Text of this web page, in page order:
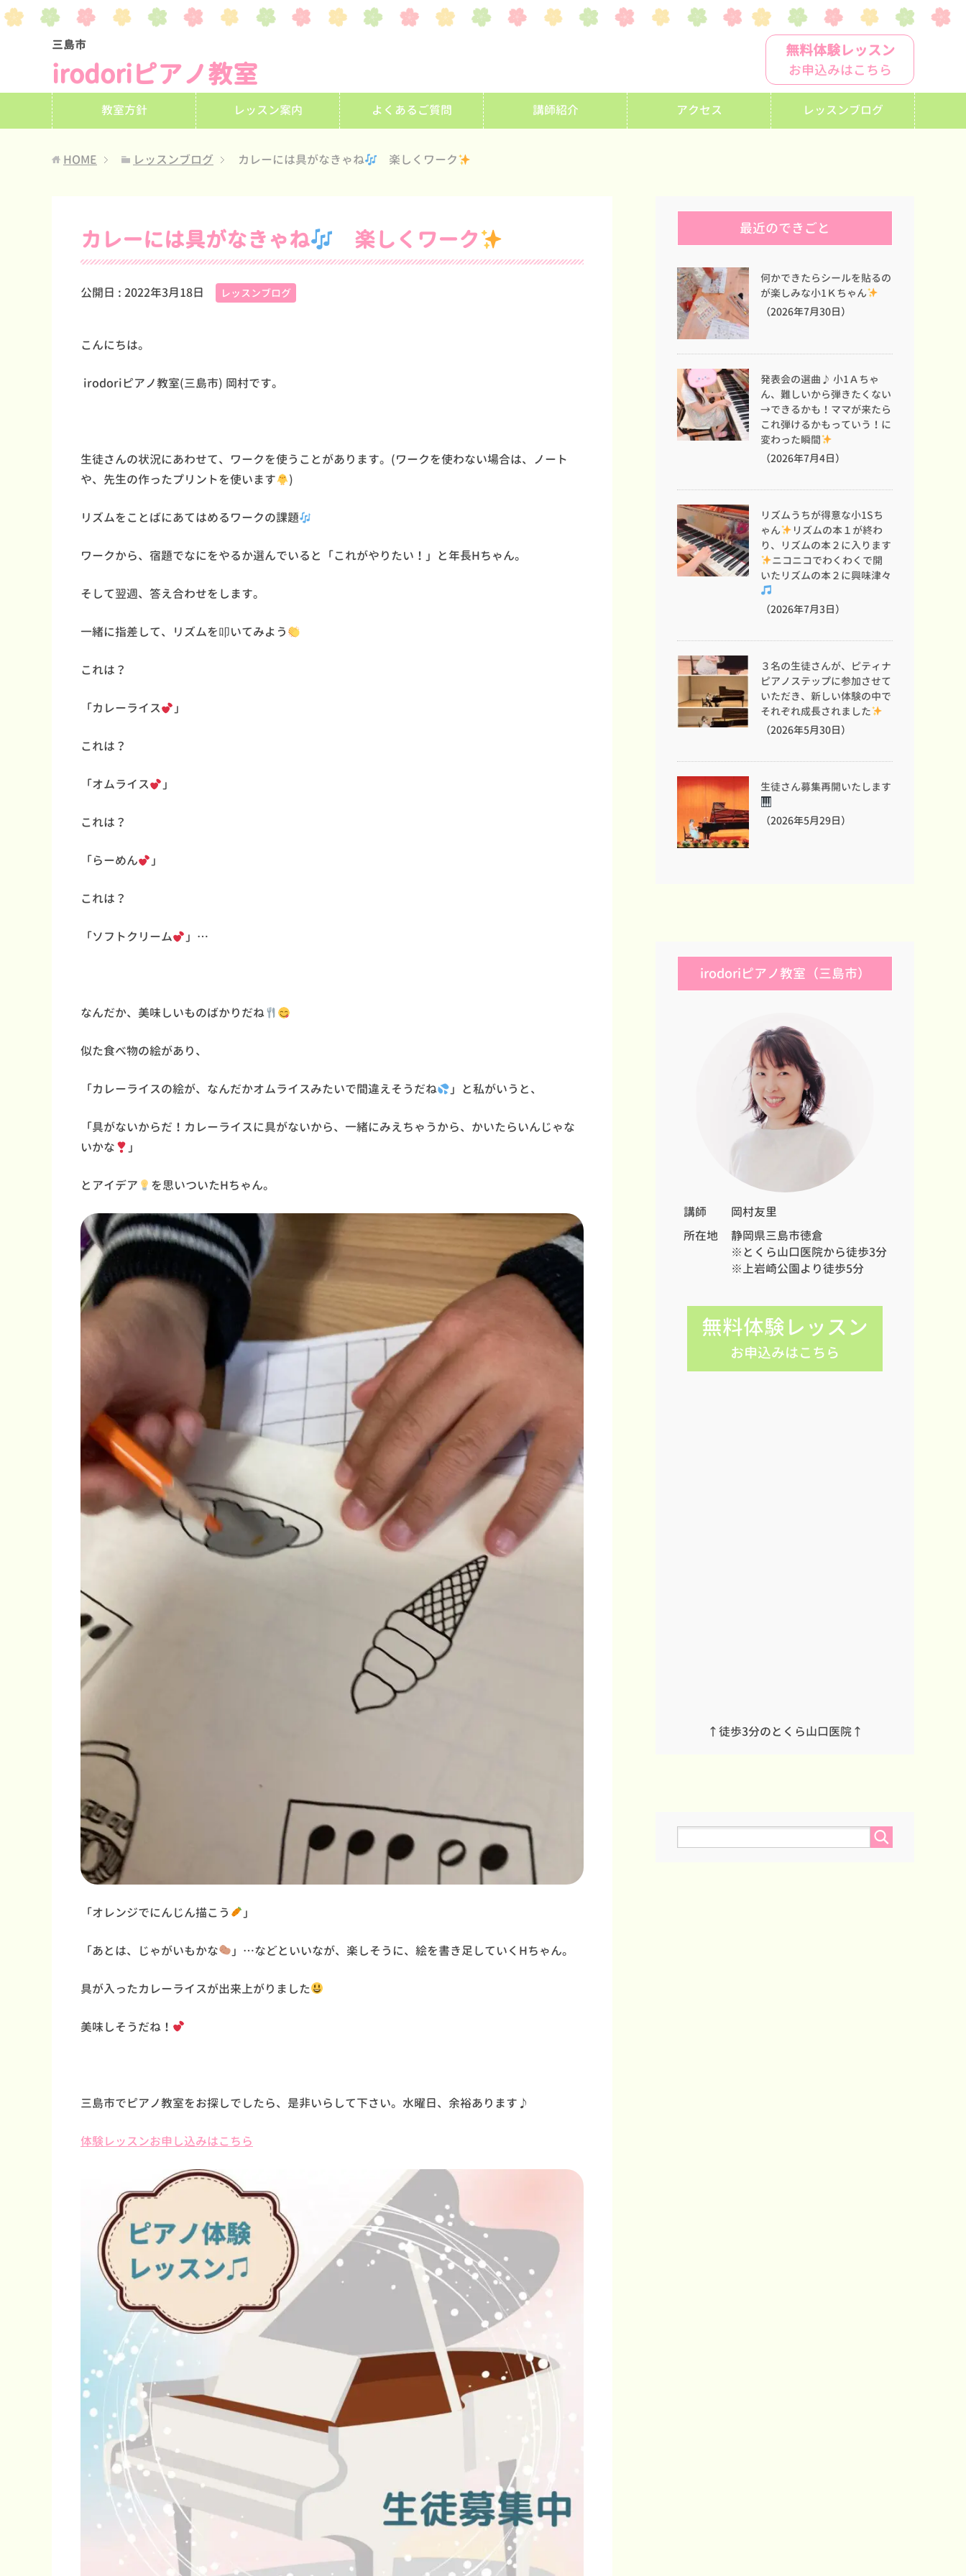
三島市
irodoriピアノ教室
無料体験レッスン
お申込みはこちら
教室方針 レッスン案内 よくあるご質問 講師紹介 アクセス レッスンブログ
HOME レッスンブログ カレーには具がなきゃね 楽しくワーク
カレーには具がなきゃね 楽しくワーク
公開日 : 2022年3月18日 レッスンブログ
こんにちは。
irodoriピアノ教室(三島市) 岡村です。
生徒さんの状況にあわせて、ワークを使うことがあります。(ワークを使わない場合は、ノート
や、先生の作ったプリントを使います
)
リズムをことばにあてはめるワークの課題
ワークから、宿題でなにをやるか選んでいると「これがやりたい！」と年長Hちゃん。
そして翌週、答え合わせをします。
一緒に指差して、リズムを叩いてみよう
これは？
「カレーライス 」
これは？
「オムライス 」
これは？
「らーめん 」
これは？
「ソフトクリーム 」…
なんだか、美味しいものばかりだね
似た食べ物の絵があり、
「カレーライスの絵が、なんだかオムライスみたいで間違えそうだね 」と私がいうと、
「具がないからだ！カレーライスに具がないから、一緒にみえちゃうから、かいたらいんじゃな
いかな
」
とアイデア を思いついたHちゃん。
「オレンジでにんじん描こう 」
「あとは、じゃがいもかな 」…などといいなが、楽しそうに、絵を書き足していくHちゃん。
具が入ったカレーライスが出来上がりました
美味しそうだね！
三島市でピアノ教室をお探しでしたら、是非いらして下さい。水曜日、余裕あります♪
体験レッスンお申し込みはこちら
最近のできごと
何かできたらシールを貼るの
が楽しみな小1Ｋちゃん
（2026年7月30日）
発表会の選曲♪ 小1Ａちゃ
ん、難しいから弾きたくない
→できるかも！ママが来たら
これ弾けるかもっていう！に
変わった瞬間
（2026年7月4日）
リズムうちが得意な小1Sち
ゃん
リズムの本１が終わ
り、リズムの本２に入ります
ニコニコでわくわくで開
いたリズムの本２に興味津々
（2026年7月3日）
３名の生徒さんが、ピティナ
ピアノステップに参加させて
いただき、新しい体験の中で
それぞれ成長されました
（2026年5月30日）
生徒さん募集再開いたします
（2026年5月29日）
irodoriピアノ教室（三島市）
講師
岡村友里
所在地
静岡県三島市徳倉
※とくら山口医院から徒歩3分
※上岩崎公園より徒歩5分
無料体験レッスン
お申込みはこちら
↑徒歩3分のとくら山口医院↑